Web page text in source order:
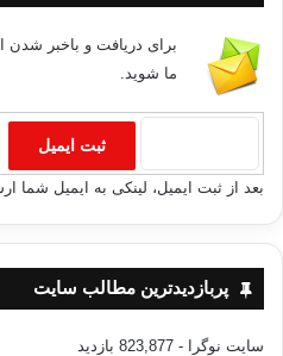
برای دریافت و باخبر
ما شوید.
بعد از ثبت ایمیل، لینکی به ایمیل شما
پربازدیدترین مطالب سایت
سایت نوگرا - 823,877 بازدید